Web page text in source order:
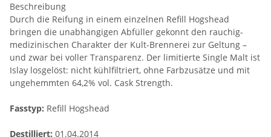
Beschreibung
Durch die Reifung in einem einzelnen Refill Hogshead
bringen die unabhängigen Abfüller gekonnt den rauchig-
medizinischen Charakter der Kult-Brennerei zur Geltung –
und zwar bei voller Transparenz. Der limitierte Single Malt ist
Islay losgelöst: nicht kühlfiltriert, ohne Farbzusätze und mit
ungehemmten 64,2% vol. Cask Strength.
Fasstyp: Refill Hogshead
Destilliert: 01.04.2014